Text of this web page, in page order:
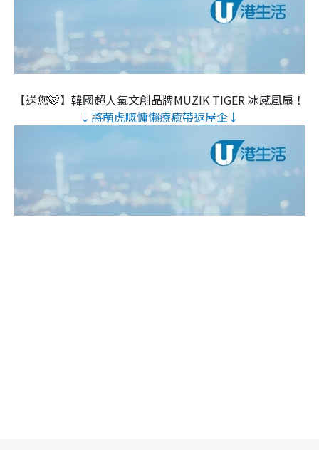
【送您🐯】韓國超人氣文創品牌MUZIK TIGER 冰感風扇！
↓將萌虎嘅慵懶療癒帶返屋企↓